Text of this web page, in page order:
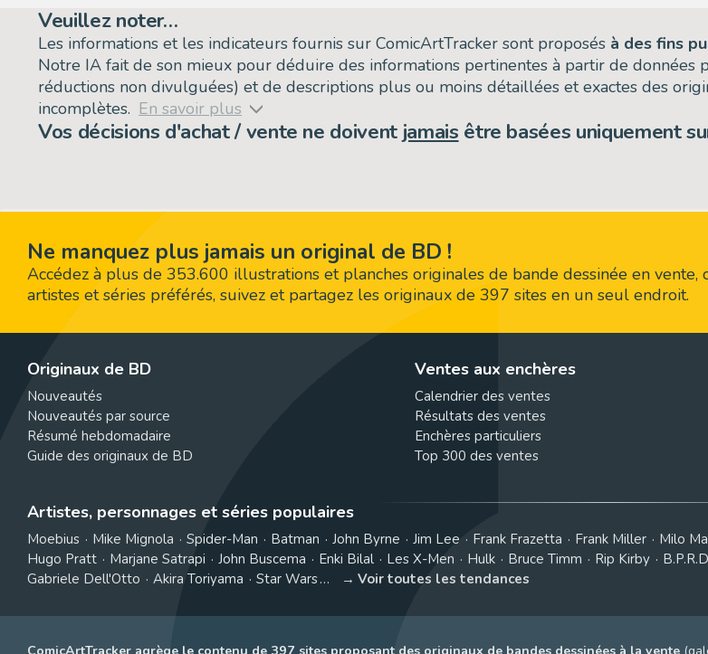
Veuillez noter…
Les informations et les indicateurs fournis sur ComicArtTracker sont proposés à des fins
Notre IA fait de son mieux pour déduire des informations pertinentes à partir de
réductions non divulguées) et de descriptions plus ou moins détaillées et exactes des
incomplètes. En savoir plus
Vos décisions d'achat / vente ne doivent jamais être basées uniquement
Ne manquez plus jamais un original de BD !
Accédez à plus de 353.600 illustrations et planches originales de bande dessinée en vente,
artistes et séries préférés, suivez et partagez les originaux de 397 sites en un seul endroit.
Originaux de BD
Nouveautés
Nouveautés par source
Résumé hebdomadaire
Guide des originaux de BD
Ventes aux enchères
Calendrier des ventes
Résultats des ventes
Enchères particuliers
Top 300 des ventes
Artistes, personnages et séries populaires
Moebius Mike Mignola Spider-Man Batman John Byrne Jim Lee Frank Frazetta Frank Miller Milo
Hugo Pratt
Marjane Satrapi John Buscema Enki Bilal Les X-Men Hulk Bruce Timm Rip Kirby
Gabriele Dell'Otto
Akira Toriyama Star Wars Voir toutes les tendances